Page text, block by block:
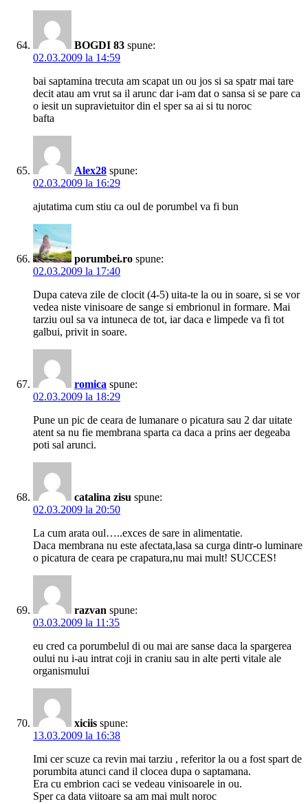
BOGDI 83 spune:
02.03.2009 la 14:59
bai saptamina trecuta am scapat un ou jos si sa spatr mai tare
decit atau am vrut sa il arunc dar i-am dat o sansa si se pare ca
o iesit un supravietuitor din el sper sa ai si tu noroc
bafta
Alex28 spune:
02.03.2009 la 16:29
ajutatima cum stiu ca oul de porumbel va fi bun
porumbei.ro spune:
02.03.2009 la 17:40
Dupa cateva zile de clocit (4-5) uita-te la ou in soare, si se vor
vedea niste vinisoare de sange si embrionul in formare. Mai
tarziu oul sa va intuneca de tot, iar daca e limpede va fi tot
galbui, privit in soare.
romica spune:
02.03.2009 la 18:29
Pune un pic de ceara de lumanare o picatura sau 2 dar uitate
atent sa nu fie membrana sparta ca daca a prins aer degeaba
poti sal arunci.
catalina zisu spune:
02.03.2009 la 20:50
La cum arata oul…..exces de sare in alimentatie.
Daca membrana nu este afectata,lasa sa curga dintr-o luminare
o picatura de ceara pe crapatura,nu mai mult! SUCCES!
razvan spune:
03.03.2009 la 11:35
eu cred ca porumbelul di ou mai are sanse daca la spargerea
oului nu i-au intrat coji in craniu sau in alte perti vitale ale
organismului
xiciis spune:
13.03.2009 la 16:38
Imi cer scuze ca revin mai tarziu , referitor la ou a fost spart de
porumbita atunci cand il clocea dupa o saptamana.
Era cu embrion caci se vedeau vinisoarele in ou.
Sper ca data viitoare sa am mai mult noroc